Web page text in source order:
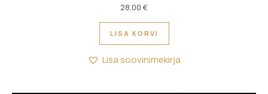
28,00 €
LISA KORVI
Lisa soovinimekirja